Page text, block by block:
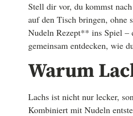
Stell dir vor, du kommst
auf den Tisch bringen, ohne
Nudeln Rezept** ins Spiel –
gemeinsam entdecken, wie
Warum
Lachs ist nicht nur lecker,
Kombiniert mit Nudeln